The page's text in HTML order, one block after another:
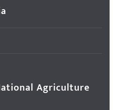
(National Agriculture